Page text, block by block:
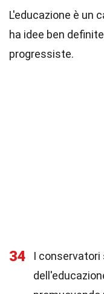
L'educazione è un
ha idee ben
progressiste.
34
I